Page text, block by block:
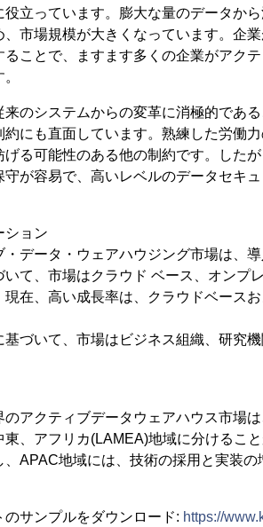
役立っています。膨大な量のデータか
、市場規模が大きくなっています。企
ることで、ますます多くの企業がアク
来のシステムからの変革に消極的であ
約にも直面しています。熟練した労働
げる可能性のある他の制約です。した
守が容易で、高いレベルのデータセキ
ション
データ・ウェアハウジング市場は、
いて、市場はクラウド ベース、オンプ
現在、高い成長率は、クラウドベース
基づいて、市場はビジネス組織、研究
のアクティブデータウェアハウス市場
東、アフリカ(LAMEA)地域に分けるこ
、APAC地域には、技術の採用と実装
のサンプルをダウンロード: https://